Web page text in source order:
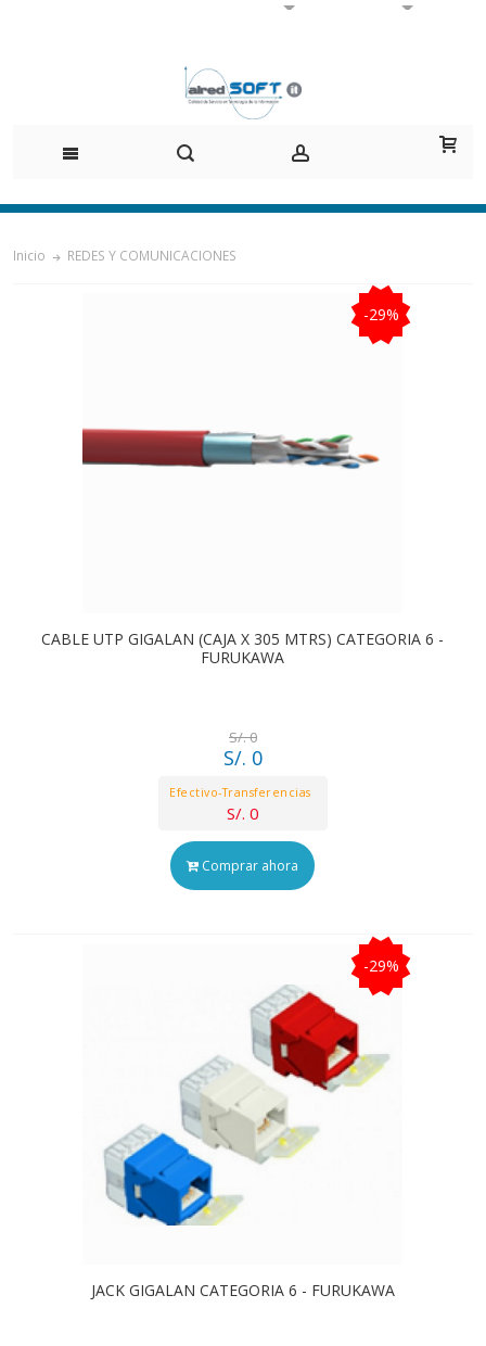
Inicio REDES Y COMUNICACIONES
-29%
CABLE UTP GIGALAN (CAJA X 305 MTRS) CATEGORIA 6 -
FURUKAWA
S/. 0
S/. 0
Efectivo-Transferencias
S/. 0
Comprar ahora
-29%
JACK GIGALAN CATEGORIA 6 - FURUKAWA